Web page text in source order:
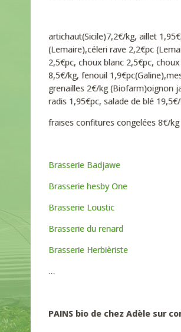
artichaut(Sicile)7,2€/kg, aillet
(Lemaire),céleri rave 2,2€pc
2,5€pc, choux blanc 2,5€pc,
8,5€/kg, fenouil
grenailles 2€/kg (Biofarm)oignon
radis 1,95€pc, salade de blé
fraises confitures congelées 8€/kg
Brasserie Badjawe
Brasserie hesby One
Brasserie Loustic
Brasserie du renard
Brasserie Herbièriste
…
PAINS bio de chez Adèle sur